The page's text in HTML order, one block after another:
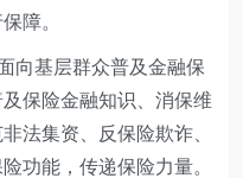
障。
向基层群众普及金融保
保险金融知识、消保维
法集资、反保险欺诈、
功能，传递保险力量。